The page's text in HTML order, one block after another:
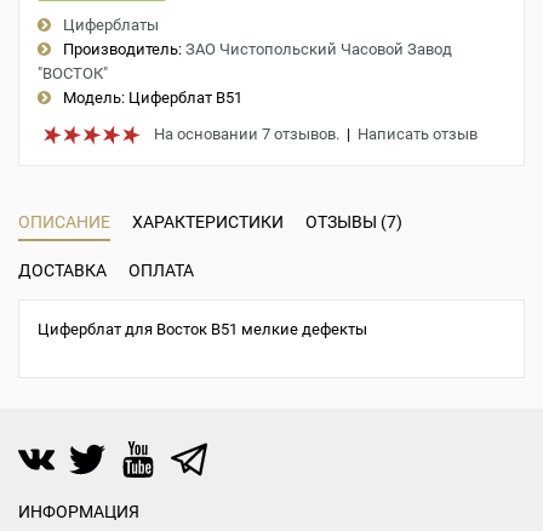
Циферблаты
Производитель: ЗАО Чистопольский Часовой Завод
"ВОСТОК"
Модель: Циферблат B51
На основании 7 отзывов. | Написать отзыв
ОПИСАНИЕ ХАРАКТЕРИСТИКИ ОТЗЫВЫ (7)
ДОСТАВКА ОПЛАТА
Циферблат для Восток B51 мелкие дефекты
ИНФОРМАЦИЯ